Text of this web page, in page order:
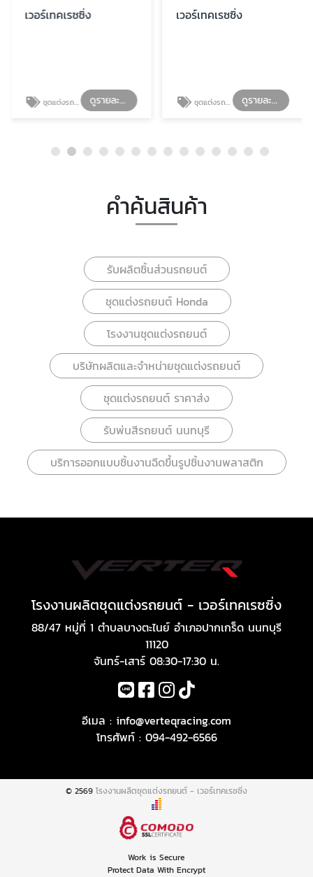
เวอร์เทคเรซซิ่ง
ชุดแต่งรถยนต์ Honda ดูรายละเอียด
เวอร์เทคเรซซิ่ง
ชุดแต่งรถยนต์ Honda ดูรายละเอียด
คำค้นสินค้า
รับผลิตชิ้นส่วนรถยนต์
ชุดแต่งรถยนต์ Honda
โรงงานชุดแต่งรถยนต์
บริษัทผลิตและจำหน่ายชุดแต่งรถยนต์
ชุดแต่งรถยนต์ ราคาส่ง
รับพ่นสีรถยนต์ นนทบุรี
บริการออกแบบชิ้นงานฉีดขึ้นรูปชิ้นงานพลาสติก
โรงงานผลิตชุดแต่งรถยนต์ - เวอร์เทคเรซซิ่ง
88/47 หมู่ที่ 1 ตำบลบางตะไนย์ อำเภอปากเกร็ด นนทบุรี
11120
จันทร์-เสาร์ 08:30-17:30 น.
อีเมล : info@verteqracing.com
โทรศัพท์ : 094-492-6566
© 2569 โรงงานผลิตชุดแต่งรถยนต์ - เวอร์เทคเรซซิ่ง
Work is Secure
Protect Data With Encrypt